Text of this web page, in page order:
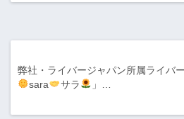
弊社・ライバージャパン所属ライバ
sara
サラ 」…